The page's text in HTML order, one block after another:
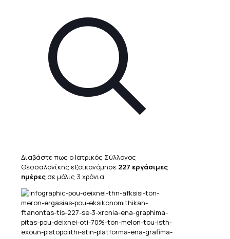
Διαβάστε πως ο Ιατρικός Σύλλογος
Θεσσαλονίκης εξοικονόμησε 227 εργάσιμες
ημέρες σε μόλις 3 χρόνια.